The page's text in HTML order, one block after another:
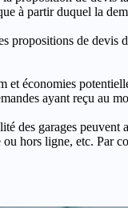
à partir duquel la
de devis
économies
ayant reçu au
des garages peuvent
hors ligne, etc. Par